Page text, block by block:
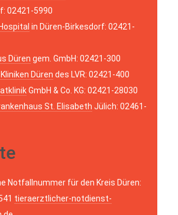
02421-5990
in Düren-Birkesdorf: 02421-
Düren gem. GmbH: 02421-300
Düren des LVR: 02421-400
GmbH & Co. KG: 02421-28030
St. Elisabeth Jülich: 02461-
Notfallnummer für den Kreis Düren:
tieraerztlicher-notdienst-